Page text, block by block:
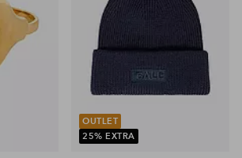
OUTLET
25% EXTRA